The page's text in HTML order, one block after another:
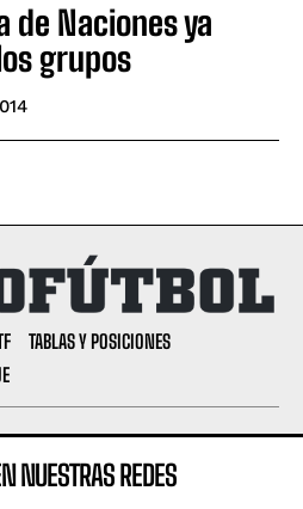
de Naciones ya
grupos
TABLAS Y POSICIONES
NUESTRAS REDES